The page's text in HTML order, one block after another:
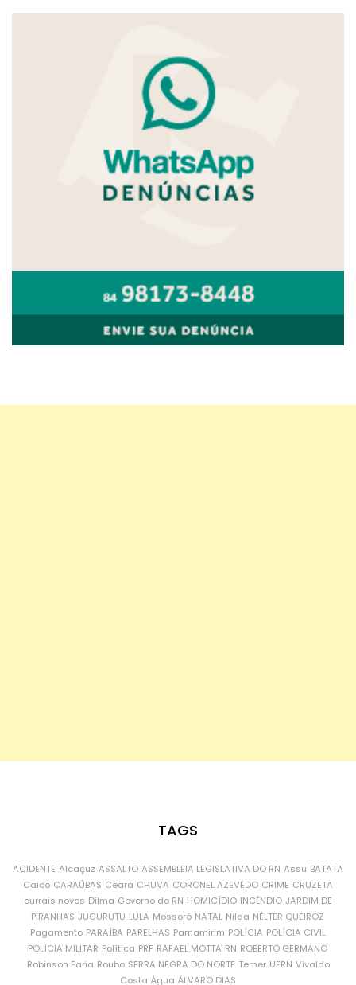
TAGS
ACIDENTE Alcaçuz ASSALTO ASSEMBLEIA LEGISLATIVA DO RN Assu BATATA
Caicó CARAÚBAS Ceará CHUVA CORONEL AZEVEDO CRIME CRUZETA
currais novos Dilma Governo do RN HOMICÍDIO INCÊNDIO JARDIM DE
PIRANHAS JUCURUTU LULA Mossoró NATAL Nilda NÉLTER QUEIROZ
Pagamento PARAÍBA PARELHAS Parnamirim POLÍCIA POLÍCIA CIVIL
POLÍCIA MILITAR Política PRF RAFAEL MOTTA RN ROBERTO GERMANO
Robinson Faria Roubo SERRA NEGRA DO NORTE Temer UFRN Vivaldo
Costa Água ÁLVARO DIAS